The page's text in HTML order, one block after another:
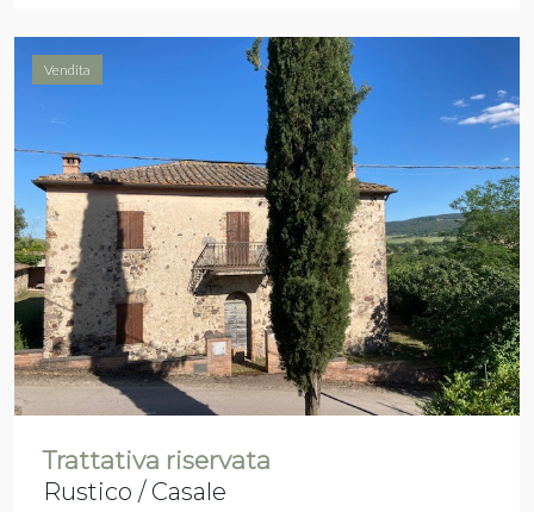
Vendita
Trattativa riservata
Rustico / Casale